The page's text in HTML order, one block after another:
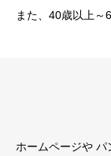
また、40歳以上～
ホームページや